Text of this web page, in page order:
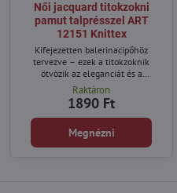
Női jacquard titokzokni
pamut talprésszel ART
12151 Knittex
Kifejezetten balerinacipőhöz
tervezve – ezek a titokzoknik
ötvözik az eleganciát és a
praktikusságot. A felső része finom
jacquard anyagból készült, míg a
pamuttalp egész napos kényelmet
biztosít. A csúszásgátló technológia
megakadályozza a zokni
Raktáron
1890 Ft
Megnézni